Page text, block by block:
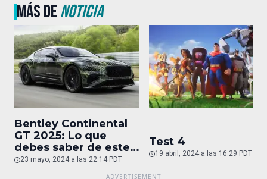
MÁS DENOTICIA
Bentley Continental
GT 2025: Lo que
debes saber de este
auto de superlujo
23 mayo, 2024 a las 22:14 PDT
Test 4
19 abril, 2024 a las 16:29 PDT